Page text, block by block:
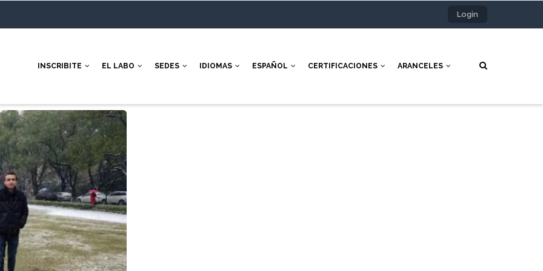
Login
INSCRIBITE EL LABO SEDES IDIOMAS ESPAÑOL CERTIFICACIONES ARANCELES